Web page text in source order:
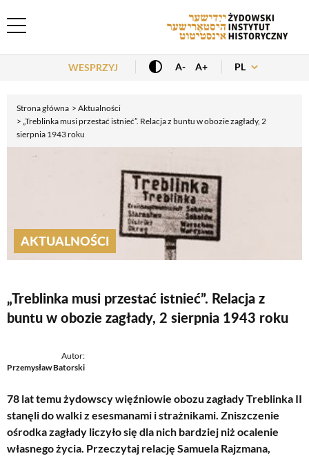
Header Menu
WESPRZYJ A- A+ PL
Strona główna
Aktualności
„Treblinka musi przestać istnieć”. Relacja z buntu w obozie zagłady, 2
sierpnia 1943 roku
AKTUALNOŚCI
„Treblinka musi przestać istnieć”. Relacja z
buntu w obozie zagłady, 2 sierpnia 1943 roku
Autor:
Przemysław Batorski
78 lat temu żydowscy więźniowie obozu zagłady Treblinka II
stanęli do walki z esesmanami i strażnikami. Zniszczenie
ośrodka zagłady liczyło się dla nich bardziej niż ocalenie
własnego życia. Przeczytaj relację Samuela Rajzmana,